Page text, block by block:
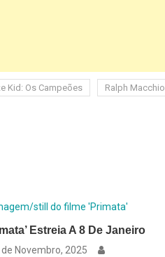
Kid: Os Campeões Ralph Macchio
Estreia A 8 De Janeiro
de Novembro, 2025